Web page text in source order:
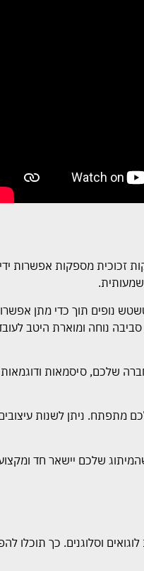
זכוכית מספקות אפשרות
נופים תוך כדי מתן
נוחה ומוארת היטב
שלכם, סיסמאות ודוגמאות
מתפתח. ניתן לשנות
שלכם יישאר חד
וסלוגנים. כך תוכלו